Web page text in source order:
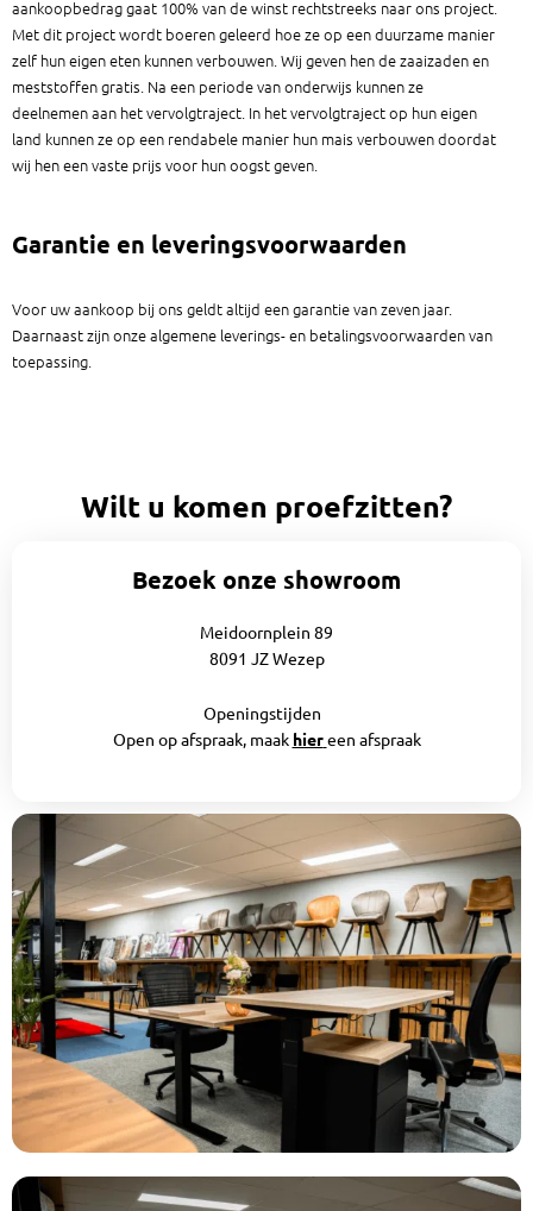
aankoopbedrag gaat 100% van de winst rechtstreeks naar ons project.
Met dit project wordt boeren geleerd hoe ze op een duurzame manier
zelf hun eigen eten kunnen verbouwen. Wij geven hen de zaaizaden en
meststoffen gratis. Na een periode van onderwijs kunnen ze
deelnemen aan het vervolgtraject. In het vervolgtraject op hun eigen
land kunnen ze op een rendabele manier hun mais verbouwen doordat
wij hen een vaste prijs voor hun oogst geven.
Garantie en leveringsvoorwaarden
Voor uw aankoop bij ons geldt altijd een garantie van zeven jaar.
Daarnaast zijn onze algemene leverings- en betalingsvoorwaarden van
toepassing.
Wilt u komen proefzitten?
Bezoek onze showroom
Meidoornplein 89
8091 JZ Wezep
Openingstijden
Open op afspraak, maak hiereen afspraak